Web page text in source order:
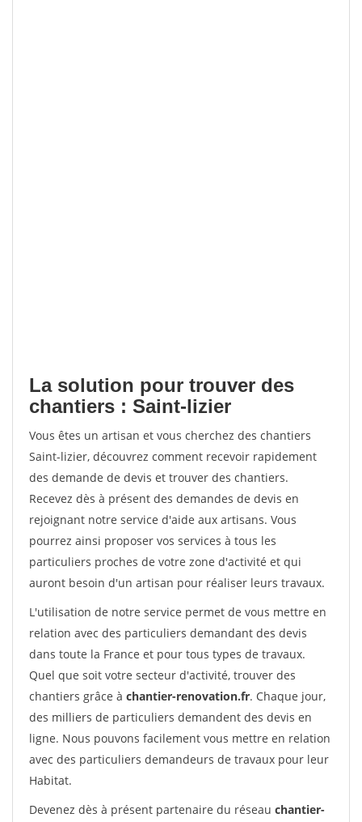
La solution pour trouver des
chantiers : Saint-lizier
Vous êtes un artisan et vous cherchez des chantiers
Saint-lizier, découvrez comment recevoir rapidement
des demande de devis et trouver des chantiers.
Recevez dès à présent des demandes de devis en
rejoignant notre service d'aide aux artisans. Vous
pourrez ainsi proposer vos services à tous les
particuliers proches de votre zone d'activité et qui
auront besoin d'un artisan pour réaliser leurs travaux.
L'utilisation de notre service permet de vous mettre en
relation avec des particuliers demandant des devis
dans toute la France et pour tous types de travaux.
Quel que soit votre secteur d'activité, trouver des
chantiers grâce à chantier-renovation.fr. Chaque jour,
des milliers de particuliers demandent des devis en
ligne. Nous pouvons facilement vous mettre en relation
avec des particuliers demandeurs de travaux pour leur
Habitat.
Devenez dès à présent partenaire du réseau chantier-